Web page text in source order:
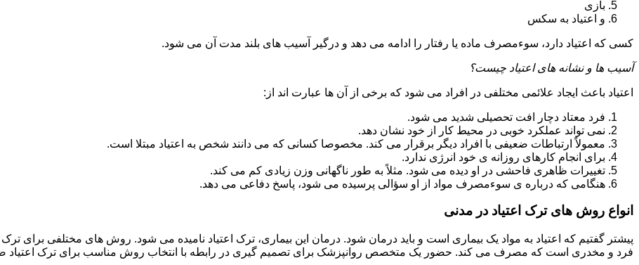
بازی
و اعتیاد به سکس
کسی که اعتیاد دارد، سوءمصرف ماده یا رفتار را ادامه می دهد و درگیر آسیب های بلند مدت آن می شود.
آسیب ها و نشانه های اعتیاد چیست؟
اعتیاد باعث ایجاد علائمی مختلفی در افراد می شود که برخی از آن ها عبارت اند از:
فرد معتاد دچار افت تحصیلی شدید می شود.
نمی تواند عملکرد خوبی در محیط کار از خود نشان دهد.
معمولاً ارتباطات ضعیفی با افراد دیگر برقرار می کند. مخصوصا کسانی که می دانند شخص به اعتیاد مبتلا است.
برای انجام کارهای روزانه ی خود انرژی ندارد.
تغییرات ظاهری فاحشی در او دیده می شود. مثلاً به طور ناگهانی وزن زیادی کم می کند.
هنگامی که درباره ی سوءمصرف مواد از او سؤالی پرسیده می شود، پاسخ دفاعی می دهد.
انواع روش های ترک اعتیاد در مدنی
پیشتر گفتیم که اعتیاد به مواد یک بیماری است و باید درمان شود. درمان این بیماری، ترک اعتیاد نامیده می شود. روش های مختلفی برای
فرد و مخدری است که مصرف می کند. حضور یک متخصص روانپزشک برای تصمیم گیری در رابطه با انتخاب روش مناسب برای ترک